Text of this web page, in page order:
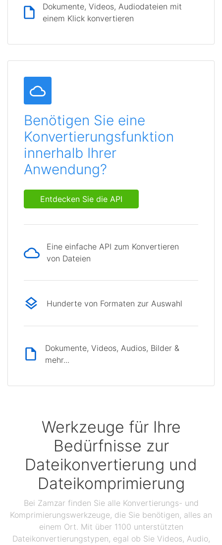
Dokumente, Videos, Audiodateien mit
einem Klick konvertieren
Benötigen Sie eine
Konvertierungsfunktion
innerhalb Ihrer
Anwendung?
Entdecken Sie die API
Eine einfache API zum Konvertieren
von Dateien
Hunderte von Formaten zur Auswahl
Dokumente, Videos, Audios, Bilder &
mehr...
Werkzeuge für Ihre
Bedürfnisse zur
Dateikonvertierung und
Dateikomprimierung
Bei Zamzar finden Sie alle Konvertierungs- und
Komprimierungswerkzeuge, die Sie benötigen, alles an
einem Ort. Mit über 1100 unterstützten
Dateikonvertierungstypen, egal ob Sie Videos, Audio,